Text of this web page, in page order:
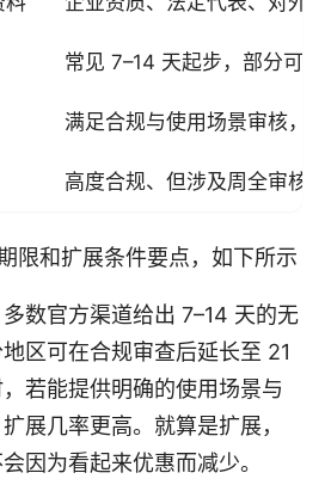
常见 7–14 天起步，部分可延
满足合规与使用场景审核，
高度合规、但涉及周全审核
限和扩展条件要点，如下所示
数官方渠道给出 7–14 天的无
区可在合规审查后延长至 21
若能提供明确的使用场景与
展几率更高。就算是扩展，
因为看起来优惠而减少。